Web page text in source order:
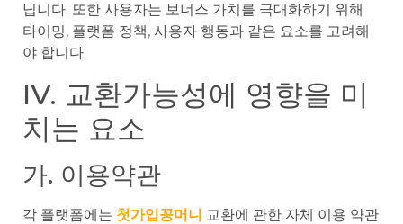
닙니다. 또한 사용자는 보너스 가치를 극대화하기 위해
타이밍, 플랫폼 정책, 사용자 행동과 같은 요소를 고려해
야 합니다.
IV. 교환가능성에 영향을 미
치는 요소
가. 이용약관
각 플랫폼에는 첫가입꽁머니 교환에 관한 자체 이용 약관